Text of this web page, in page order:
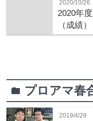
2020/10/26
2020年
（成績）
folder プロアマ春
2019/4/29